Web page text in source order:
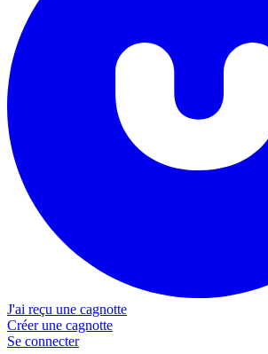
J'ai reçu une cagnotte
Créer une cagnotte
Se connecter